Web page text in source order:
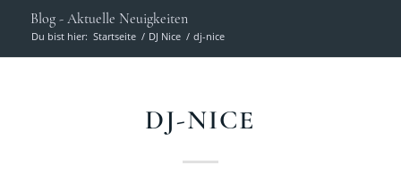
Blog - Aktuelle Neuigkeiten
Du bist hier: Startseite / DJ Nice / dj-nice
DJ-NICE